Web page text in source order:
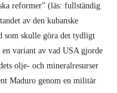
reformer” (läs: fullständig
av den kubanske
som skulle göra det tydligt
variant av vad USA gjorde
olje- och mineralresurser
Maduro genom en militär